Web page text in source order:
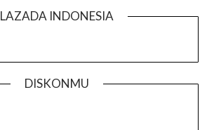
LAZADA INDONESIA
DISKONMU